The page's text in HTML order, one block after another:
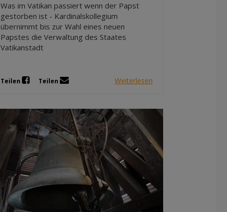
Was im Vatikan passiert wenn der Papst
gestorben ist - Kardinalskollegium
übernimmt bis zur Wahl eines neuen
Papstes die Verwaltung des Staates
Vatikanstadt
Teilen Teilen Weiterlesen